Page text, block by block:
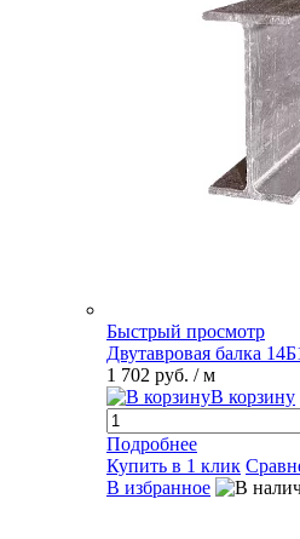
Быстрый просмотр
Двутавровая балка
1 702 руб. / м
В корзину
Подробнее
Купить в 1 клик
В избранное